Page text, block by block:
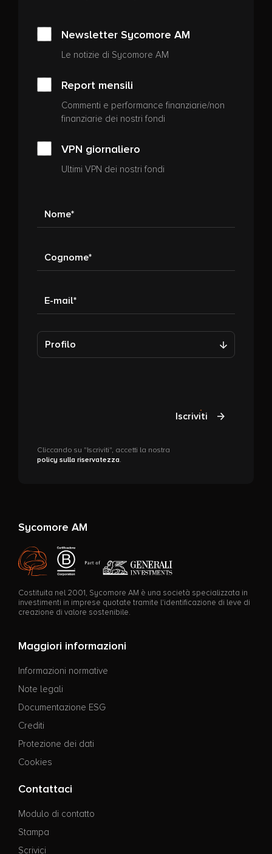
Newsletter Sycomore AM
Le notizie di Sycomore AM
Report mensili
Commenti e performance finanziarie/non
finanziarie dei nostri fondi
VPN giornaliero
Ultimi VPN dei nostri fondi
Profilo
Cliccando su "Iscriviti", accetti la nostra
policy sulla riservatezza.
Iscriviti
Sycomore AM
Costituita nel 2001, Sycomore AM è una società specializzata in
investimenti in imprese quotate tramite l'identificazione di leve di
creazione di valore sostenibile.
Maggiori informazioni
Informazioni normative
Note legali
Documentazione ESG
Crediti
Protezione dei dati
Cookies
Contattaci
Modulo di contatto
Stampa
Scrivici